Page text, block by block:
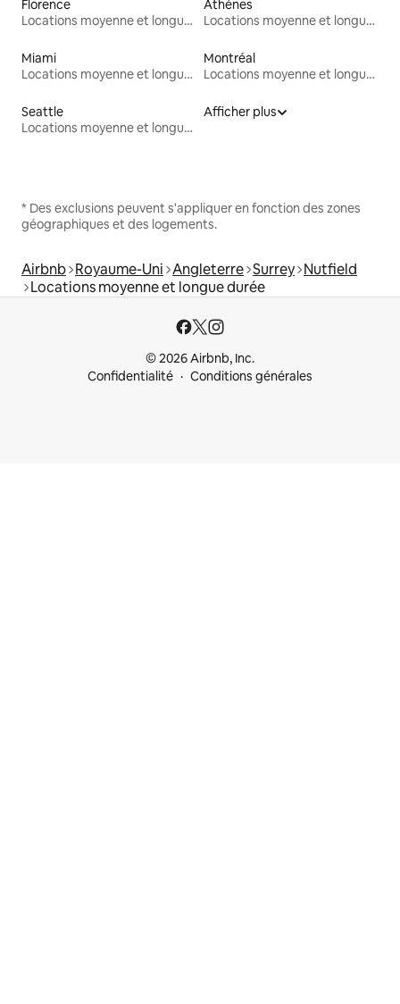
Florence
Locations moyenne et longue durée
Athènes
Locations moyenne et longue durée
Miami
Locations moyenne et longue durée
Montréal
Locations moyenne et longue durée
Seattle
Locations moyenne et longue durée
Afficher plus
* Des exclusions peuvent s'appliquer en fonction des zones
géographiques et des logements.
Airbnb Royaume-Uni Angleterre Surrey Nutfield
Locations moyenne et longue durée
© 2026 Airbnb, Inc.
Confidentialité
Conditions générales